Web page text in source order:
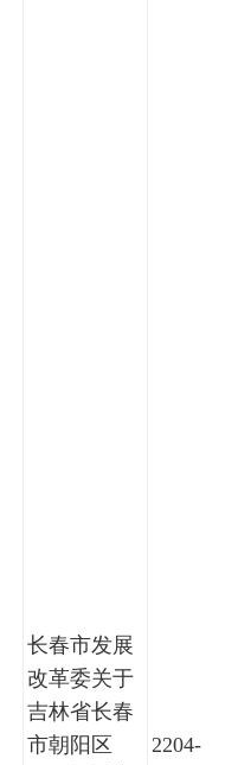
长春市发展
改革委关于
吉林省长春
市朝阳区
2204-